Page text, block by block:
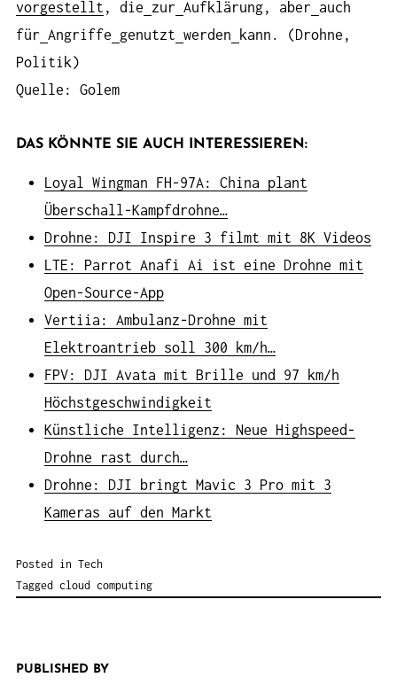
vorgestellt , die zur Aufklärung, aber
auch
für Angriffe genutzt werden
kann. (Drohne,
Politik)
Quelle: Golem
DAS KÖNNTE SIE AUCH INTERESSIEREN:
Loyal Wingman FH-97A: China plant
Überschall-Kampfdrohne…
Drohne: DJI Inspire 3 filmt mit 8K Videos
LTE: Parrot Anafi Ai ist eine Drohne mit
Open-Source-App
Vertiia: Ambulanz-Drohne mit
Elektroantrieb soll 300 km/h…
FPV: DJI Avata mit Brille und 97 km/h
Höchstgeschwindigkeit
Künstliche Intelligenz: Neue Highspeed-
Drohne rast durch…
Drohne: DJI bringt Mavic 3 Pro mit 3
Kameras auf den Markt
Posted in Tech
Tagged cloud computing
PUBLISHED BY